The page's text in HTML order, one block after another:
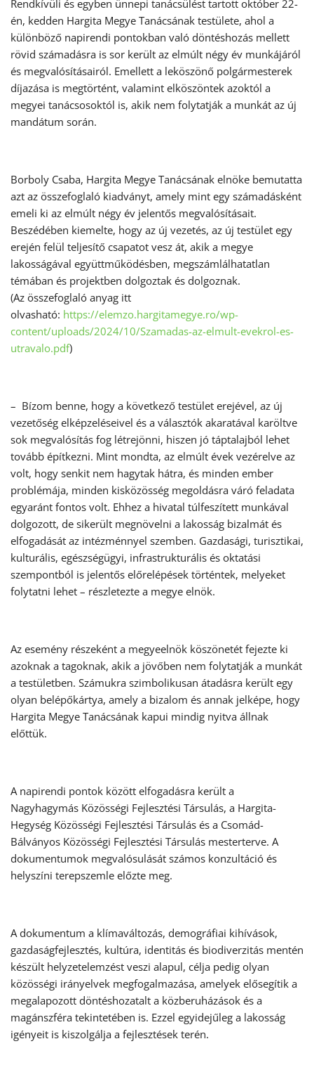
Rendkívüli és egyben ünnepi tanácsülést tartott október 22-
én, kedden Hargita Megye Tanácsának testülete, ahol a
különböző napirendi pontokban való döntéshozás mellett
rövid számadásra is sor került az elmúlt négy év munkájáról
és megvalósításairól. Emellett a leköszönő polgármesterek
díjazása is megtörtént, valamint elköszöntek azoktól a
megyei tanácsosoktól is, akik nem folytatják a munkát az új
mandátum során.
Borboly Csaba, Hargita Megye Tanácsának elnöke bemutatta
azt az összefoglaló kiadványt, amely mint egy számadásként
emeli ki az elmúlt négy év jelentős megvalósításait.
Beszédében kiemelte, hogy az új vezetés, az új testület egy
erején felül teljesítő csapatot vesz át, akik a megye
lakosságával együttműködésben, megszámlálhatatlan
témában és projektben dolgoztak és dolgoznak.
(Az összefoglaló anyag itt
olvasható: https://elemzo.hargitamegye.ro/wp-
content/uploads/2024/10/Szamadas-az-elmult-evekrol-es-
utravalo.pdf)
– Bízom benne, hogy a következő testület erejével, az új
vezetőség elképzeléseivel és a választók akaratával karöltve
sok megvalósítás fog létrejönni, hiszen jó táptalajból lehet
tovább építkezni. Mint mondta, az elmúlt évek vezérelve az
volt, hogy senkit nem hagytak hátra, és minden ember
problémája, minden kisközösség megoldásra váró feladata
egyaránt fontos volt. Ehhez a hivatal túlfeszített munkával
dolgozott, de sikerült megnövelni a lakosság bizalmát és
elfogadását az intézménnyel szemben. Gazdasági, turisztikai,
kulturális, egészségügyi, infrastrukturális és oktatási
szempontból is jelentős előrelépések történtek, melyeket
folytatni lehet – részletezte a megye elnök.
Az esemény részeként a megyeelnök köszönetét fejezte ki
azoknak a tagoknak, akik a jövőben nem folytatják a munkát
a testületben. Számukra szimbolikusan átadásra került egy
olyan belépőkártya, amely a bizalom és annak jelképe, hogy
Hargita Megye Tanácsának kapui mindig nyitva állnak
előttük.
A napirendi pontok között elfogadásra került a
Nagyhagymás Közösségi Fejlesztési Társulás, a Hargita-
Hegység Közösségi Fejlesztési Társulás és a Csomád-
Bálványos Közösségi Fejlesztési Társulás mesterterve. A
dokumentumok megvalósulását számos konzultáció és
helyszíni terepszemle előzte meg.
A dokumentum a klímaváltozás, demográfiai kihívások,
gazdaságfejlesztés, kultúra, identitás és biodiverzitás mentén
készült helyzetelemzést veszi alapul, célja pedig olyan
közösségi irányelvek megfogalmazása, amelyek elősegítik a
megalapozott döntéshozatalt a közberuházások és a
magánszféra tekintetében is. Ezzel egyidejűleg a lakosság
igényeit is kiszolgálja a fejlesztések terén.